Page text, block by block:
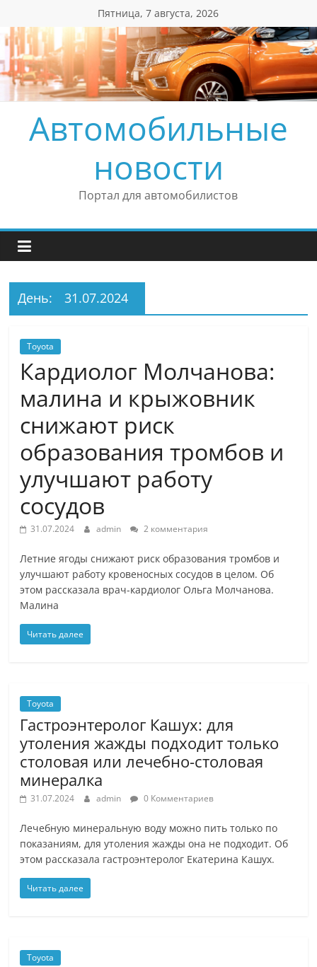
содержимому
Пятница, 7 августа, 2026
Автомобильные
новости
Портал для автомобилистов
День: 31.07.2024
Toyota
Кардиолог Молчанова:
малина и крыжовник
снижают риск
образования тромбов и
улучшают работу
сосудов
31.07.2024 admin 2 комментария
Летние ягоды снижают риск образования тромбов и
улучшают работу кровеносных сосудов в целом. Об
этом рассказала врач-кардиолог Ольга Молчанова.
Малина
Читать далее
Toyota
Гастроэнтеролог Кашух: для
утоления жажды подходит только
столовая или лечебно-столовая
минералка
31.07.2024 admin 0 Комментариев
Лечебную минеральную воду можно пить только по
показаниям, для утоления жажды она не подходит. Об
этом рассказала гастроэнтеролог Екатерина Кашух.
Читать далее
Toyota